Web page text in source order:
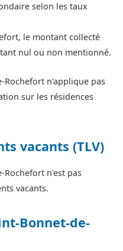
selon les taux
le montant collecté
nul ou non mentionné.
Rochefort n'applique pas
sur les résidences
vacants (TLV)
Rochefort n'est pas
vacants.
Bonnet-de-